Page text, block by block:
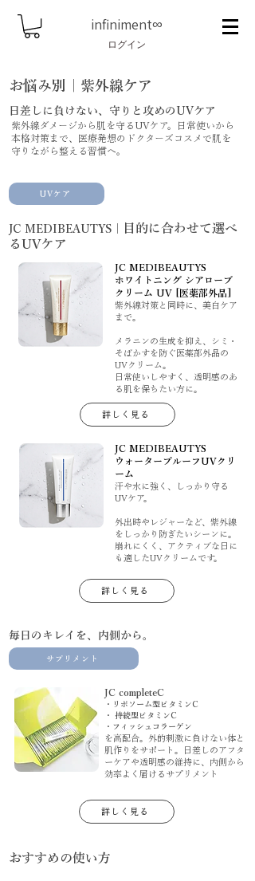
ログイン
infiniment∞
お悩み別｜紫外線ケア
日差しに負けない、守りと攻めのUVケア
紫外線ダメージから肌を守るUVケア。日常使いから
本格対策まで、医療発想のドクターズコスメで肌を
守りながら整える習慣へ。
UVケア
JC MEDIBEAUTYS｜
目的に合わせて選べ
るUVケア
JC MEDIBEAUTYS
ホワイトニング シアローブ
クリーム UV [医薬部外品]
紫外線対策と同時に、美白ケア
まで。
メラニンの生成を抑え、シミ・
そばかすを防ぐ医薬部外品の
UVクリーム。
日常使いしやすく、透明感のあ
る肌を保ちたい方に。
詳しく見る
JC MEDIBEAUTYS
ウォータープルーフUVクリ
ーム
汗や水に強く、しっかり守る
UVケア。
外出時やレジャーなど、紫外線
をしっかり防ぎたいシーンに。
崩れにくく、アクティブな日に
も適したUVクリームです。
詳しく見る
毎日のキレイを、内側から。
サプリメント
JC completeC
・リポソーム型ビタミンC
・ 持続型ビタミンC
・フィッシュコラーゲン
を高配合。外的刺激に負けない体と
肌作りをサポート。日差しのアフタ
ーケアや透明感の維持に、内側から
効率よく届けるサプリメント
詳しく見る
おすすめの使い方